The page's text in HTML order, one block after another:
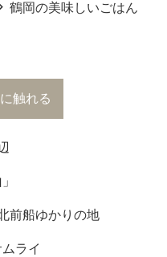
鶴岡の美味しいごはん
触れる
前船ゆかりの地
ライ